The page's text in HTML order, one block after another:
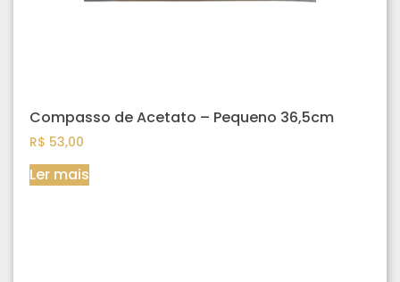
Compasso de Acetato – Pequeno 36,5cm
R$ 53,00
Ler mais